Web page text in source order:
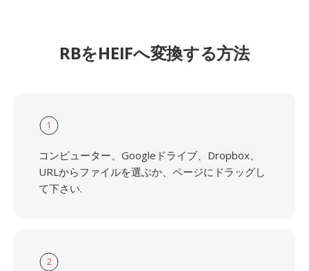
RBをHEIFへ変換する方法
1
コンピューター、Googleドライブ、Dropbox、
URLからファイルを選ぶか、ページにドラッグし
て下さい.
2